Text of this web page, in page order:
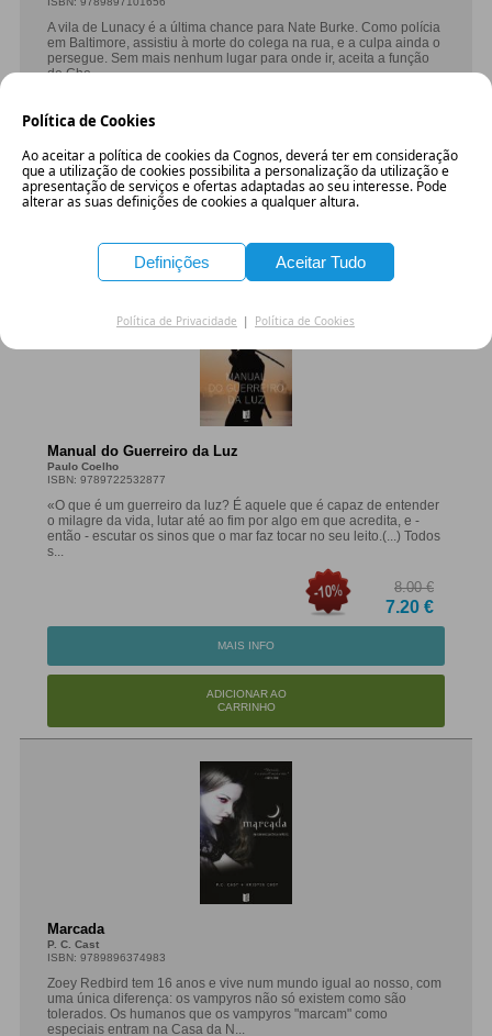
Política de Cookies
Ao aceitar a política de cookies da Cognos, deverá ter em consideração
que a utilização de cookies possibilita a personalização da utilização e
apresentação de serviços e ofertas adaptadas ao seu interesse. Pode
alterar as suas definições de cookies a qualquer altura.
Definições Aceitar Tudo
Política de Privacidade | Política de Cookies
A vila de Lunacy é a última chance para Nate Burke. Como polícia
em Baltimore, assistiu à morte do colega na rua, e a culpa ainda o
persegue. Sem mais nenhum lugar para onde ir, aceita a função
de Che...
MAIS INFO
Manual do Guerreiro da Luz
Paulo Coelho
ISBN: 9789722532877
«O que é um guerreiro da luz? É aquele que é capaz de entender
o milagre da vida, lutar até ao fim por algo em que acredita, e -
então - escutar os sinos que o mar faz tocar no seu leito.(...) Todos
s...
8.00 €
7.20 €
MAIS INFO
ADICIONAR AO
CARRINHO
Marcada
P. C. Cast
ISBN: 9789896374983
Zoey Redbird tem 16 anos e vive num mundo igual ao nosso, com
uma única diferença: os vampyros não só existem como são
tolerados. Os humanos que os vampyros "marcam" como
especiais entram na Casa da N...